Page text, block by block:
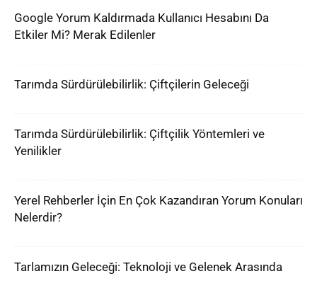
Google Yorum Kaldırmada Kullanıcı Hesabını Da
Etkiler Mi? Merak Edilenler
Tarımda Sürdürülebilirlik: Çiftçilerin Geleceği
Tarımda Sürdürülebilirlik: Çiftçilik Yöntemleri ve
Yenilikler
Yerel Rehberler İçin En Çok Kazandıran Yorum Konuları
Nelerdir?
Tarlamızın Geleceği: Teknoloji ve Gelenek Arasında